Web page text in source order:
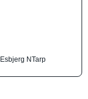
Esbjerg NTarp